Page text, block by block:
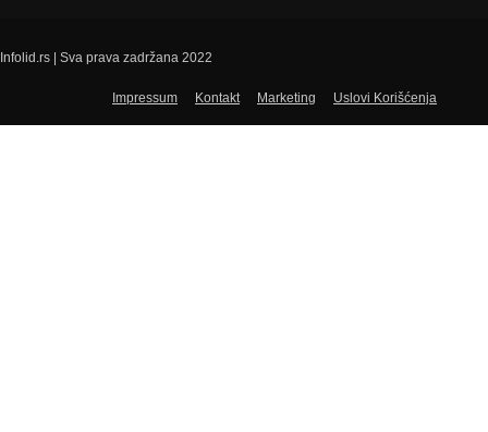
Infolid.rs | Sva prava zadržana 2022
Impressum Kontakt Marketing Uslovi Korišćenja